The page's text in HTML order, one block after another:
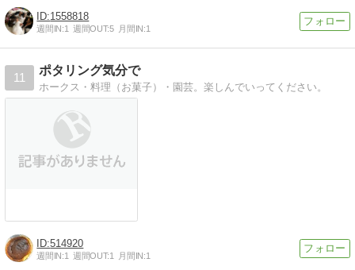
1558818
週間IN:1 週間OUT:5 月間IN:1
11
ポタリング気分で
ホークス・料理（お菓子）・園芸。楽しんでいってください。
514920
週間IN:1 週間OUT:1 月間IN:1